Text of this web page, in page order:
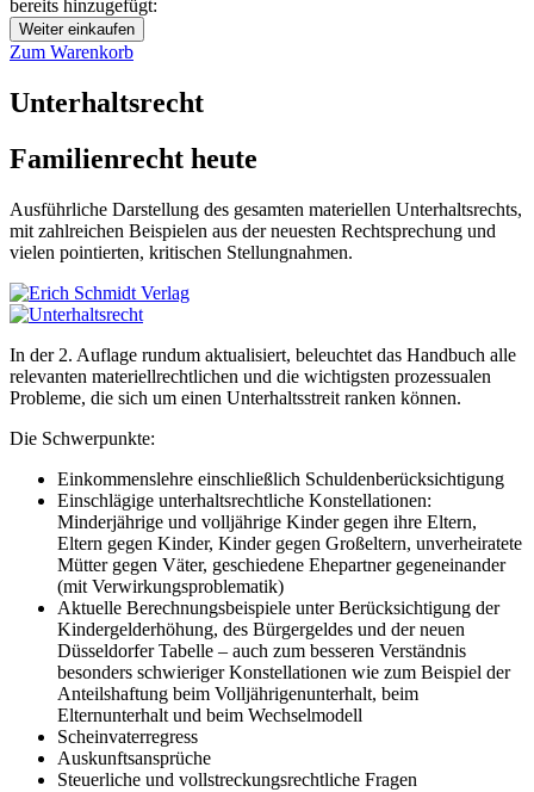
bereits hinzugefügt:
Weiter einkaufen
Zum Warenkorb
Unterhaltsrecht
Familienrecht heute
Ausführliche Darstellung des gesamten materiellen Unterhaltsrechts,
mit zahlreichen Beispielen aus der neuesten Rechtsprechung und
vielen pointierten, kritischen Stellungnahmen.
In der 2. Auflage rundum aktualisiert, beleuchtet das Handbuch alle
relevanten materiellrechtlichen und die wichtigsten prozessualen
Probleme, die sich um einen Unterhaltsstreit ranken können.
Die Schwerpunkte:
Einkommenslehre einschließlich Schuldenberücksichtigung
Einschlägige unterhaltsrechtliche Konstellationen:
Minderjährige und volljährige Kinder gegen ihre Eltern,
Eltern gegen Kinder, Kinder gegen Großeltern, unverheiratete
Mütter gegen Väter, geschiedene Ehepartner gegeneinander
(mit Verwirkungsproblematik)
Aktuelle Berechnungsbeispiele unter Berücksichtigung der
Kindergelderhöhung, des Bürgergeldes und der neuen
Düsseldorfer Tabelle – auch zum besseren Verständnis
besonders schwieriger Konstellationen wie zum Beispiel der
Anteilshaftung beim Volljährigenunterhalt, beim
Elternunterhalt und beim Wechselmodell
Scheinvaterregress
Auskunftsansprüche
Steuerliche und vollstreckungsrechtliche Fragen